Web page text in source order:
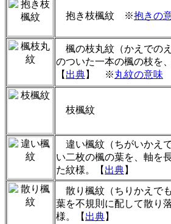
抱き枝楓紋 ※抱きの
楓の枝丸紋（かえでの
のついた一本の楓の枝を
【 出典】 ※丸紋の意味
枝楓紋
違い楓紋（ちがいかえ
い二枚の楓の葉を、軸を
た紋様。【 出典】
散り楓紋（ちりかえで
葉を不規則に配して散り
様。【 出典】